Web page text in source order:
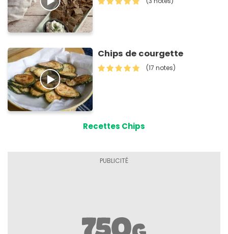
Chips de courgette
(17 notes)
Recettes Chips